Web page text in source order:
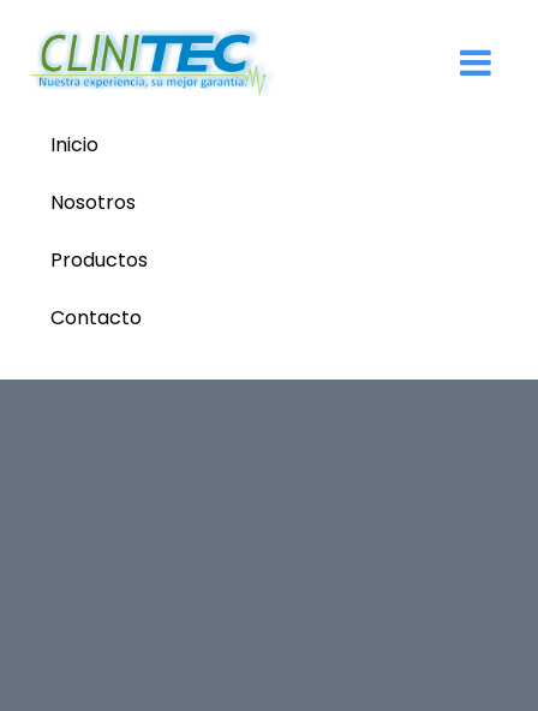
Inicio
Nosotros
Productos
Contacto